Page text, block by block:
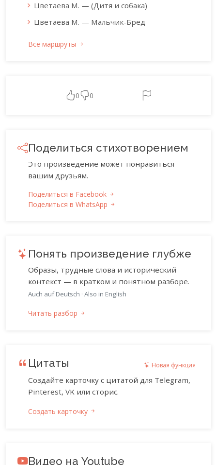
Цветаева М. — (Дитя и собака)
Цветаева М. — Мальчик-Бред
Все маршруты
0 0
Поделиться стихотворением
Это произведение может понравиться
вашим друзьям.
Поделиться в Facebook
Поделиться в WhatsApp
Понять произведение глубже
Образы, трудные слова и исторический
контекст — в кратком и понятном разборе.
Auch auf Deutsch · Also in English
Читать разбор
Цитаты Новая функция
Создайте карточку с цитатой для Telegram,
Pinterest, VK или сторис.
Создать карточку
Видео на Youtube